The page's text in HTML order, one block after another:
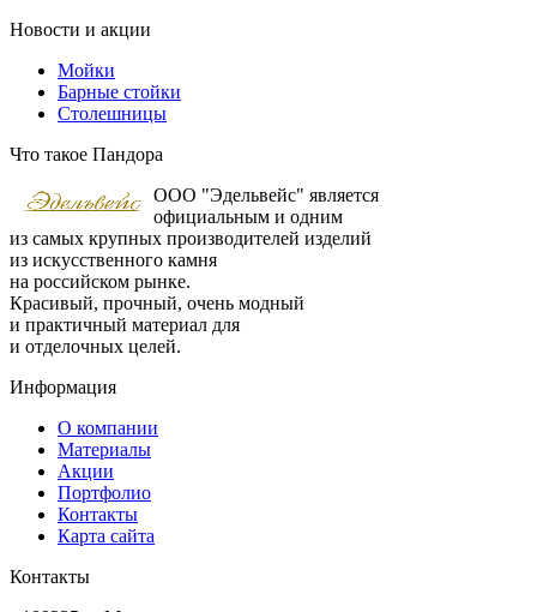
Новости и акции
Мойки
Барные стойки
Столешницы
Что такое Пандора
ООО "Эдельвейс" является
официальным и одним
из самых крупных производителей изделий
из искусственного камня
на российском рынке.
Красивый, прочный, очень модный
и практичный материал для
и отделочных целей.
Информация
О компании
Материалы
Акции
Портфолио
Контакты
Карта сайта
Контакты